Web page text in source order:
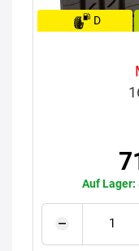
D
Auf Lager: